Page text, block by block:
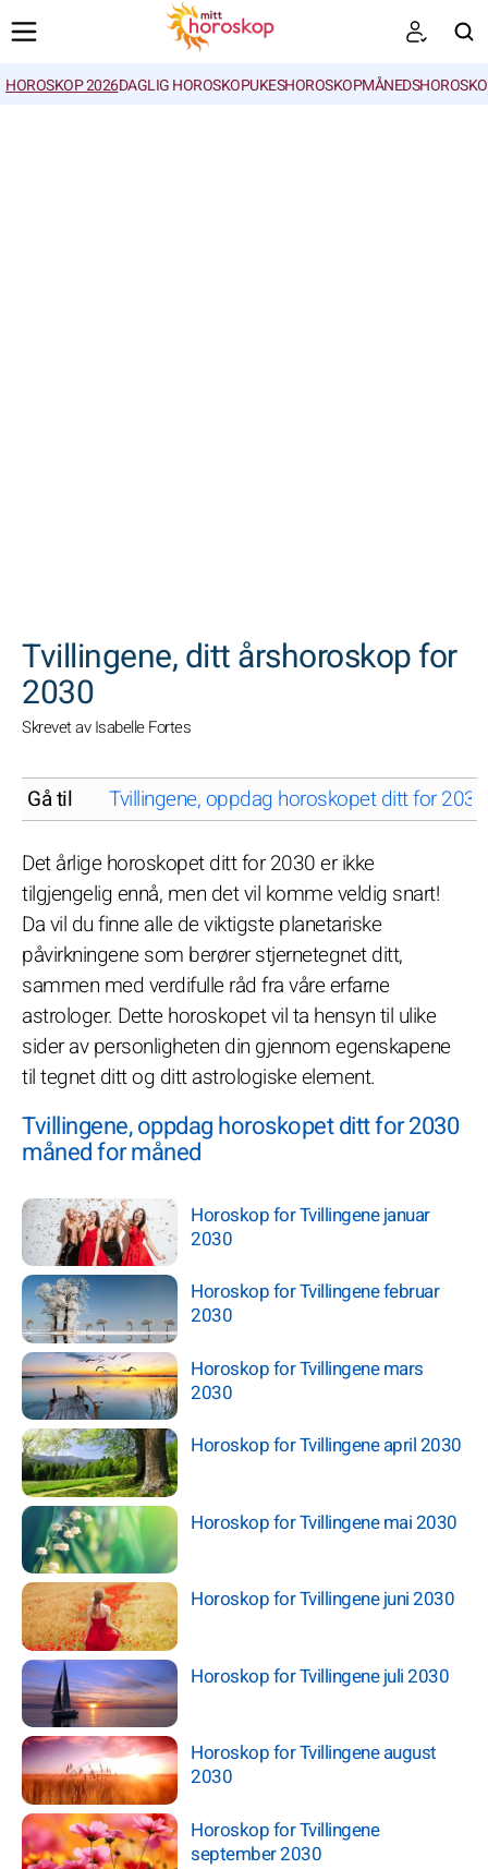
HOROSKOP 2026DAGLIG HOROSKOPUKESHOROSKOP
Tvillingene, ditt årshoroskop for
2030
Skrevet av Isabelle Fortes
Gå til Tvillingene, oppdag horoskopet ditt for
Det årlige horoskopet ditt for 2030 er ikke
tilgjengelig ennå, men det vil komme veldig snart!
Da vil du finne alle de viktigste planetariske
påvirkningene som berører stjernetegnet ditt,
sammen med verdifulle råd fra våre erfarne
astrologer. Dette horoskopet vil ta hensyn til ulike
sider av personligheten din gjennom egenskapene
til tegnet ditt og ditt astrologiske element.
Tvillingene, oppdag horoskopet ditt for 2030
måned for måned
Horoskop for Tvillingene januar
2030
Horoskop for Tvillingene februar
2030
Horoskop for Tvillingene mars
2030
Horoskop for Tvillingene april 2030
Horoskop for Tvillingene mai 2030
Horoskop for Tvillingene juni 2030
Horoskop for Tvillingene juli 2030
Horoskop for Tvillingene august
2030
Horoskop for Tvillingene
september 2030